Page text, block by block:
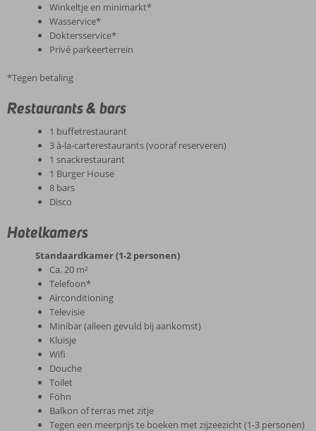
Winkeltje en minimarkt*
Wasservice*
Doktersservice*
Privé parkeerterrein
*Tegen betaling
Restaurants & bars
1 buffetrestaurant
3 à-la-carterestaurants (vooraf reserveren)
1 snackrestaurant
1 Burger House
8 bars
Disco
Hotelkamers
Standaardkamer (1-2 personen)
Ca. 20 m²
Telefoon*
Airconditioning
Televisie
Minibar (alleen gevuld bij aankomst)
Kluisje
Wifi
Douche
Toilet
Föhn
Balkon of terras met zitje
Tegen een meerprijs te boeken met zijzeezicht (1-3 personen)